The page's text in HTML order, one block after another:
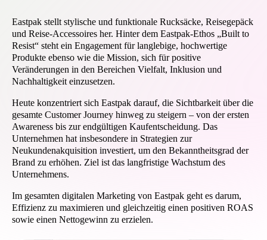
Eastpak stellt stylische und funktionale Rucksäcke, Reisegepäck
und Reise-Accessoires her. Hinter dem Eastpak-Ethos „Built to
Resist“ steht ein Engagement für langlebige, hochwertige
Produkte ebenso wie die Mission, sich für positive
Veränderungen in den Bereichen Vielfalt, Inklusion und
Nachhaltigkeit einzusetzen.
Heute konzentriert sich Eastpak darauf, die Sichtbarkeit über die
gesamte Customer Journey hinweg zu steigern – von der ersten
Awareness bis zur endgültigen Kaufentscheidung. Das
Unternehmen hat insbesondere in Strategien zur
Neukundenakquisition investiert, um den Bekanntheitsgrad der
Brand zu erhöhen. Ziel ist das langfristige Wachstum des
Unternehmens.
Im gesamten digitalen Marketing von Eastpak geht es darum,
Effizienz zu maximieren und gleichzeitig einen positiven ROAS
sowie einen Nettogewinn zu erzielen.